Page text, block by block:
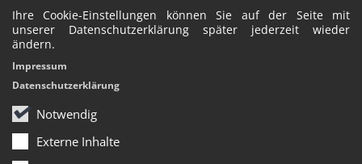
Ihre Cookie-Einstellungen können Sie auf der Seite mit
unserer Datenschutzerklärung später jederzeit wieder
ändern.
Notwendig
Externe Inhalte
Impressum
Datenschutzerklärung